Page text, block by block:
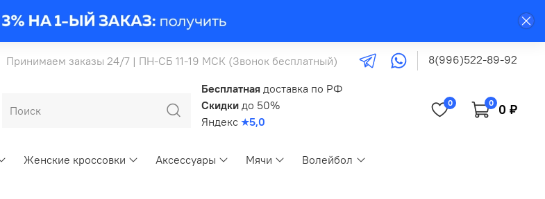
Принимаем заказы 24/7 | ПН-СБ 11-19 МСК (Звонок бесплатный) 8(996)522-89-92
Бесплатная доставка по РФ
Скидки до 50%
Яндекс ★5,0
0 0 0 ₽
Женские кроссовки Аксессуары Мячи
Волейбол